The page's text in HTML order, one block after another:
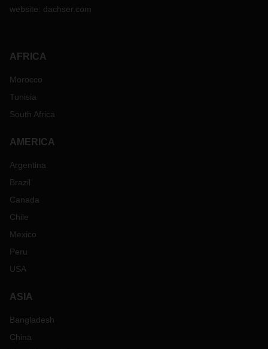
website: dachser.com
AFRICA
Morocco
Tunisia
South Africa
AMERICA
Argentina
Brazil
Canada
Chile
Mexico
Peru
USA
ASIA
Bangladesh
China